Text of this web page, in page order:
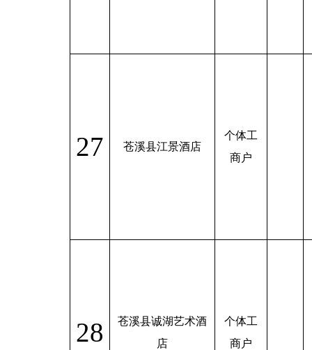
27 苍溪县江景酒店
个体工
商户
28
苍溪县诚湖艺术酒
店
个体工
商户